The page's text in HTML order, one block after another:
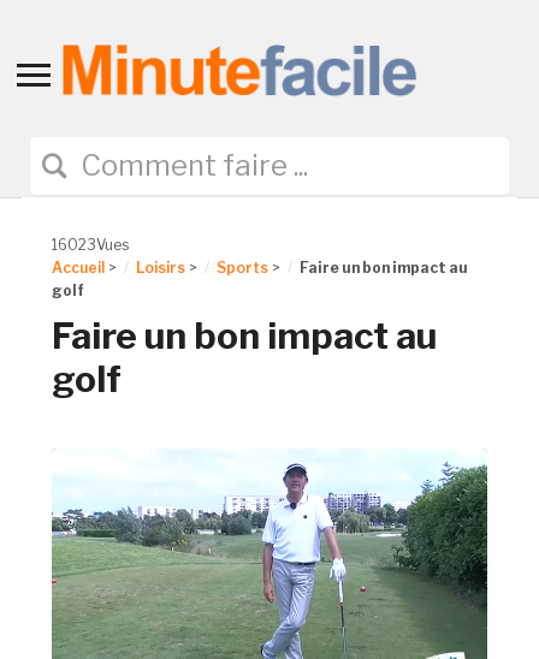
Toggle
navigation
16023Vues
Accueil > Loisirs > Sports >
Faire un bon impact au
golf
Faire un bon impact au
golf